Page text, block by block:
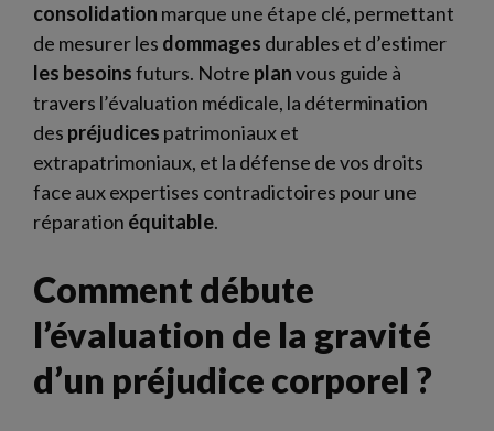
consolidation marque une étape clé, permettant
de mesurer les dommages durables et d’estimer
les besoinsfuturs. Notre planvous guide à
travers l’évaluation médicale, la détermination
des préjudices patrimoniaux et
extrapatrimoniaux, et la défense de vos droits
face aux expertises contradictoires pour une
réparation équitable.
Comment débute
l’évaluation de la gravité
d’un préjudice corporel ?